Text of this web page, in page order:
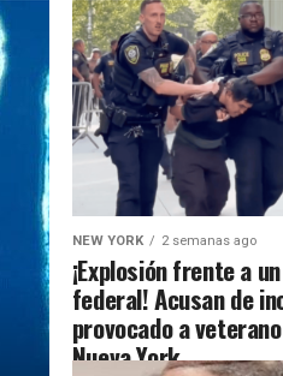
NEW YORK 2 semanas ago
¡Explosión frente a
federal! Acusan de
provocado a
Nueva York